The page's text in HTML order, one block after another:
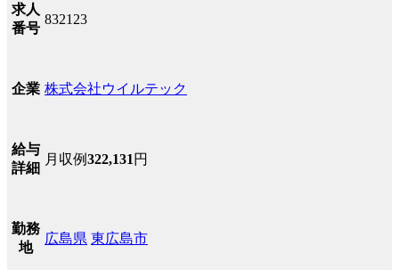
求人
番号
832123
企業 株式会社ウイルテック
給与
詳細
月収例322,131 円
勤務
地
広島県 東広島市